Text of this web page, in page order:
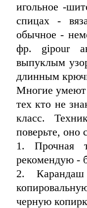
игольное -
спицах -
обычное -
фр. gipour
выпуклым
длинным
Многие умеют
тех кто не
класс.
поверьте, оно
1. Прочная
рекомендую -
2.
черную